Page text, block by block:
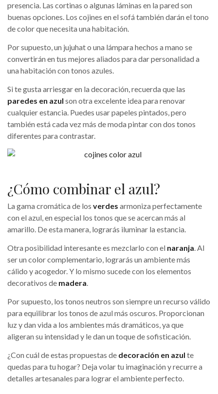
presencia. Las cortinas o algunas láminas en la pared son
buenas opciones. Los cojines en el sofá también darán el tono
de color que necesita una habitación.
Por supuesto, un jujuhat o una lámpara hechos a mano se
convertirán en tus mejores aliados para dar personalidad a
una habitación con tonos azules.
Si te gusta arriesgar en la decoración, recuerda que las
paredes en azul son otra excelente idea para renovar
cualquier estancia. Puedes usar papeles pintados, pero
también está cada vez más de moda pintar con dos tonos
diferentes para contrastar.
¿Cómo combinar el azul?
La gama cromática de los verdes armoniza perfectamente
con el azul, en especial los tonos que se acercan más al
amarillo. De esta manera, lograrás iluminar la estancia.
Otra posibilidad interesante es mezclarlo con el naranja. Al
ser un color complementario, lograrás un ambiente más
cálido y acogedor. Y lo mismo sucede con los elementos
decorativos de madera.
Por supuesto, los tonos neutros son siempre un recurso válido
para equilibrar los tonos de azul más oscuros. Proporcionan
luz y dan vida a los ambientes más dramáticos, ya que
aligeran su intensidad y le dan un toque de sofisticación.
¿Con cuál de estas propuestas de decoración en azul te
quedas para tu hogar? Deja volar tu imaginación y recurre a
detalles artesanales para lograr el ambiente perfecto.